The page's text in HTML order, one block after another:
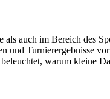
auch im Bereich des
Turnierergebnisse
warum kleine